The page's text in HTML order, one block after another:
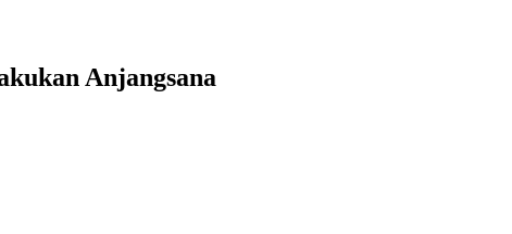
Anjangsana